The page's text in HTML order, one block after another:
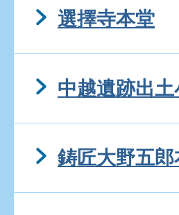
選擇寺本堂
中越遺跡出
鋳匠大野五